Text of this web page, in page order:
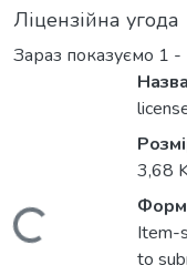
Ліцензійна угода
Зараз показуємо 1 -
3,68
Item-
to